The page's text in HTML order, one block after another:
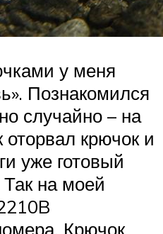
у меня
Познакомился
случайно – на
крючок и
уже готовый
Так на моей
Крючок